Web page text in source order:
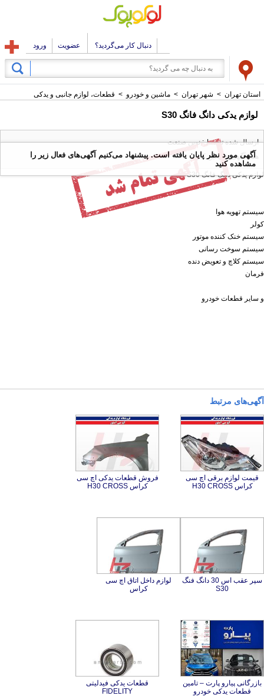
دنبال کار می‌گردید؟ عضویت ورود
استان تهران > شهر تهران > ماشین و خودرو > قطعات، لوازم جانبی و یدکی
لوازم یدکی دانگ فانگ S30
ارسال شده توسط : نوین صنعت
همه آگهی های این کاربر
لوازم یدکی دانگ فانگ S30
سیستم تهویه هوا
کولر
سیستم خنک کننده موتور
سیستم سوخت رسانی
سیستم کلاچ و تعویض دنده
فرمان
و سایر قطعات خودرو
آگهی مورد نظر پایان یافته است. پیشنهاد می‌کنیم آگهی‌های فعال زیر را
مشاهده کنید
آگهی‌های مرتبط
قیمت لوازم برقی اچ سی
کراس H30 CROSS
فروش قطعات یدکی اچ سی
کراس H30 CROSS
سپر عقب اس 30 دانگ فنگ
S30
لوازم داخل اتاق اچ سی
کراس
بازرگانی پیارو پارت – تامین
قطعات یدکی خودرو
قطعات یدکی فیدلیتی
FIDELITY